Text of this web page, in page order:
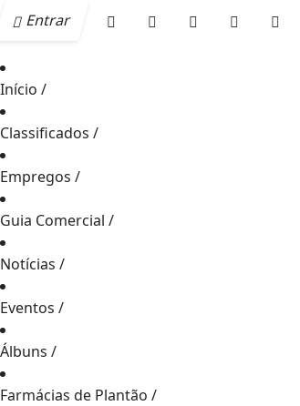
Entrar
Início /
Classificados /
Empregos /
Guia Comercial /
Notícias /
Eventos /
Álbuns /
Farmácias de Plantão /